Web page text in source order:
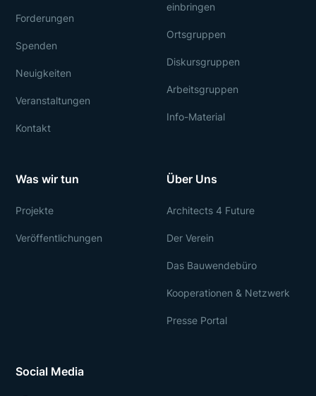
Forderungen
Spenden
Neuigkeiten
Veranstaltungen
Kontakt
einbringen
Ortsgruppen
Diskursgruppen
Arbeitsgruppen
Info-Material
Social Media
Was wir tun
Projekte
Veröffentlichungen
Über Uns
Architects 4 Future
Der Verein
Das Bauwendebüro
Kooperationen & Netzwerk
Presse Portal